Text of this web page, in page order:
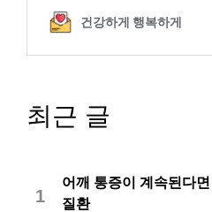
최근 글
1
어깨 통증이 계속된다
질환